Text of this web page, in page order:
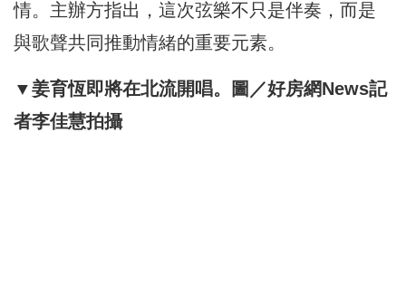
情。主辦方指出，這次弦樂不只是伴奏，而是
與歌聲共同推動情緒的重要元素。
▼姜育恆即將在北流開唱。圖／好房網News記
者李佳慧拍攝